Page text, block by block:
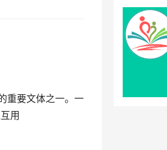
重要文体之一。一
用